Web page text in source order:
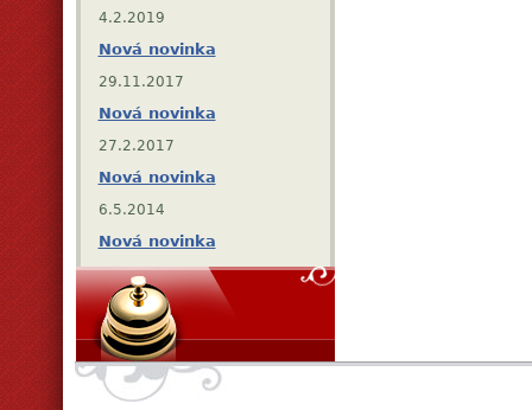
4.2.2019
Nová novinka
29.11.2017
Nová novinka
27.2.2017
Nová novinka
6.5.2014
Nová novinka